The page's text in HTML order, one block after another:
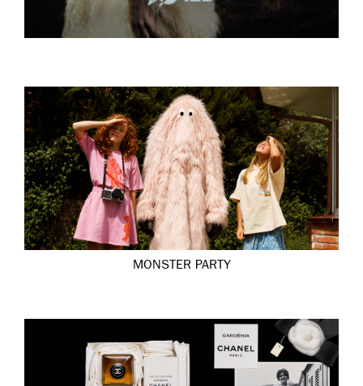
MONSTER PARTY